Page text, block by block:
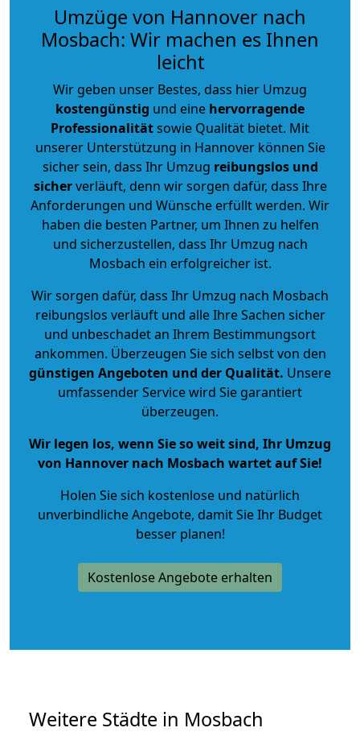
Umzüge von Hannover nach
Mosbach: Wir machen es Ihnen
leicht
Wir geben unser Bestes, dass hier Umzug
kostengünstig und eine hervorragende
Professionalitätsowie Qualität bietet. Mit
unserer Unterstützung in Hannover können Sie
sicher sein, dass Ihr Umzug reibungslos und
sicherverläuft, denn wir sorgen dafür, dass Ihre
Anforderungen und Wünsche erfüllt werden. Wir
haben die besten Partner, um Ihnen zu helfen
und sicherzustellen, dass Ihr Umzug nach
Mosbach ein erfolgreicher ist.
Wir sorgen dafür, dass Ihr Umzug nach Mosbach
reibungslos verläuft und alle Ihre Sachen sicher
und unbeschadet an Ihrem Bestimmungsort
ankommen. Überzeugen Sie sich selbst von den
günstigen Angeboten und der Qualität. Unsere
umfassender Service wird Sie garantiert
überzeugen.
Wir legen los, wenn Sie so weit sind, Ihr Umzug
von Hannover nach Mosbach wartet auf Sie!
Holen Sie sich kostenlose und natürlich
unverbindliche Angebote, damit Sie Ihr Budget
besser planen!
Kostenlose Angebote erhalten
Weitere Städte in Mosbach